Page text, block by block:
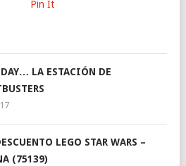
Pin It
LA ESTACIÓN DE
LEGO STAR WARS –
(75139)